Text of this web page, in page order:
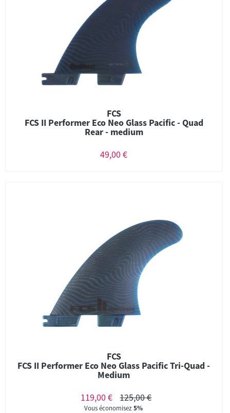
FCS
FCS II Performer Eco Neo Glass Pacific - Quad
Rear - medium
49,00 €
FCS
FCS II Performer Eco Neo Glass Pacific Tri-Quad -
Medium
119,00 €
125,00 €
Vous économisez5%